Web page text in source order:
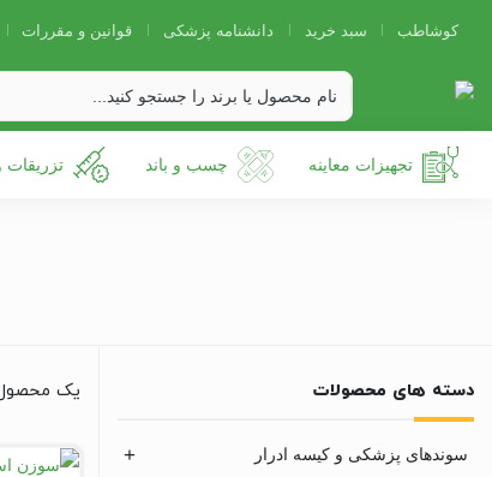
کوشاطب سبد خرید دانشنامه پزشکی قوانین و مقررات
تجهیزات معاینه چسب و باند
دسته های محصولات
سوندهای پزشکی و کیسه ادرار
یک